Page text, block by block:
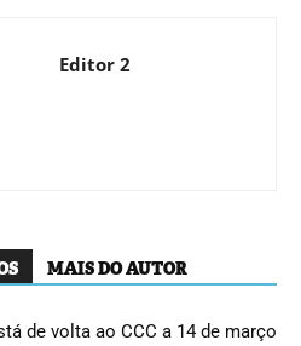
Editor 2
MAIS DO AUTOR
de volta ao CCC a 14 de março